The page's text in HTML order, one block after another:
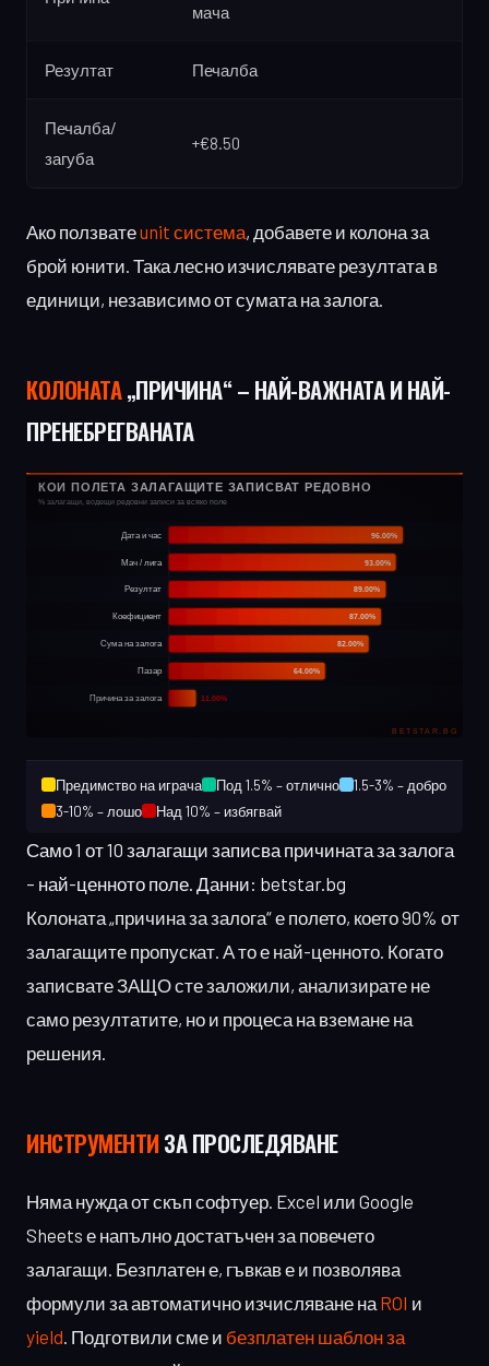
мача
Резултат Печалба
Печалба/
загуба
+€8.50
Ако ползватеunit система, добавете и колона за
брой юнити. Така лесно изчислявате резултата в
единици, независимо от сумата на залога.
КОЛОНАТА„ПРИЧИНА“ – НАЙ-ВАЖНАТА И НАЙ-
ПРЕНЕБРЕГВАНАТА
Предимство на играча Под 1.5% – отлично
1.5-3% – добро
3-10% – лошо
Над 10% – избягвай
Само 1 от 10 залагащи записва причината за залога
– най-ценното поле. Данни: betstar.bg
Колоната „причина за залога“ е полето, което 90% от
залагащите пропускат. А то е най-ценното. Когато
записвате ЗАЩО сте заложили, анализирате не
само резултатите, но и процеса на вземане на
решения.
ИНСТРУМЕНТИЗА ПРОСЛЕДЯВАНЕ
Няма нужда от скъп софтуер. Excel или Google
Sheets е напълно достатъчен за повечето
залагащи. Безплатен е, гъвкав е и позволява
формули за автоматично изчисляване на ROI и
yield . Подготвили сме и безплатен шаблон за